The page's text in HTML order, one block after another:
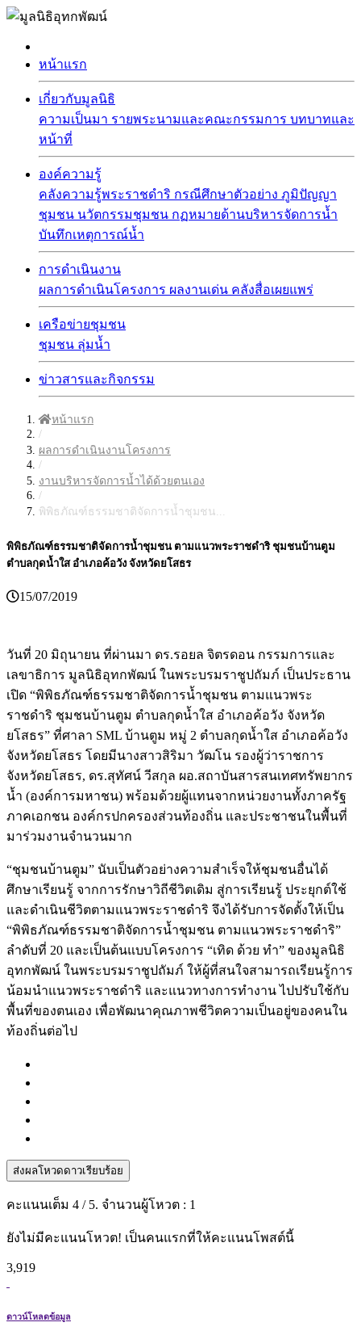
หน้าแรก
เกี่ยวกับมูลนิธิ
ความเป็นมา รายพระนามและคณะกรรมการ บทบาทและ
หน้าที่
องค์ความรู้
คลังความรู้พระราชดำริ กรณีศึกษาตัวอย่าง ภูมิปัญญา
ชุมชน นวัตกรรมชุมชน กฏหมายด้านบริหารจัดการน้ำ
บันทึกเหตุการณ์น้ำ
การดำเนินงาน
ผลการดำเนินโครงการ ผลงานเด่น คลังสื่อเผยแพร่
เครือข่ายชุมชน
ชุมชน ลุ่มน้ำ
ข่าวสารและกิจกรรม
หน้าแรก
/
ผลการดำเนินงานโครงการ
/
งานบริหารจัดการน้ำได้ด้วยตนเอง
/
พิพิธภัณฑ์ธรรมชาติจัดการน้ำชุมชน...
พิพิธภัณฑ์ธรรมชาติจัดการน้ำชุมชน ตามแนวพระราชดำริ ชุมชนบ้านตูม
ตำบลกุดน้ำใส อำเภอค้อวัง จังหวัดยโสธร
15/07/2019
วันที่ 20 มิถุนายน ที่ผ่านมา ดร.รอยล จิตรดอน กรรมการและ
เลขาธิการ มูลนิธิอุทกพัฒน์ ในพระบรมราชูปถัมภ์ เป็นประธาน
เปิด “พิพิธภัณฑ์ธรรมชาติจัดการน้ำชุมชน ตามแนวพระ
ราชดำริ ชุมชนบ้านตูม ตำบลกุดน้ำใส อำเภอค้อวัง จังหวัด
ยโสธร” ที่ศาลา SML บ้านตูม หมู่ 2 ตำบลกุดน้ำใส อำเภอค้อวัง
จังหวัดยโสธร โดยมีนางสาวสิริมา วัฒโน รองผู้ว่าราชการ
จังหวัดยโสธร, ดร.สุทัศน์ วีสกุล ผอ.สถาบันสารสนเทศทรัพยากร
น้ำ (องค์การมหาชน) พร้อมด้วยผู้แทนจากหน่วยงานทั้งภาครัฐ
ภาคเอกชน องค์กรปกครองส่วนท้องถิ่น และประชาชนในพื้นที่
มาร่วมงานจำนวนมาก
“ชุมชนบ้านตูม” นับเป็นตัวอย่างความสำเร็จให้ชุมชนอื่นได้
ศึกษาเรียนรู้ จากการรักษาวิถีชีวิตเดิม สู่การเรียนรู้ ประยุกต์ใช้
และดำเนินชีวิตตามแนวพระราชดำริ จึงได้รับการจัดตั้งให้เป็น
“พิพิธภัณฑ์ธรรมชาติจัดการน้ำชุมชน ตามแนวพระราชดำริ”
ลำดับที่ 20 และเป็นต้นแบบโครงการ “เทิด ด้วย ทำ” ของมูลนิธิ
อุทกพัฒน์ ในพระบรมราชูปถัมภ์ ให้ผู้ที่สนใจสามารถเรียนรู้การ
น้อมนำแนวพระราชดำริ และแนวทางการทำงาน ไปปรับใช้กับ
พื้นที่ของตนเอง เพื่อพัฒนาคุณภาพชีวิตความเป็นอยู่ของคนใน
ท้องถิ่นต่อไป
ส่งผลโหวดดาวเรียบร้อย
คะแนนเต็ม 4 / 5. จำนวนผู้โหวต : 1
ยังไม่มีคะแนนโหวต! เป็นคนแรกที่ให้คะแนนโพสต์นี้
3,919
ดาวน์โหลดข้อมูล